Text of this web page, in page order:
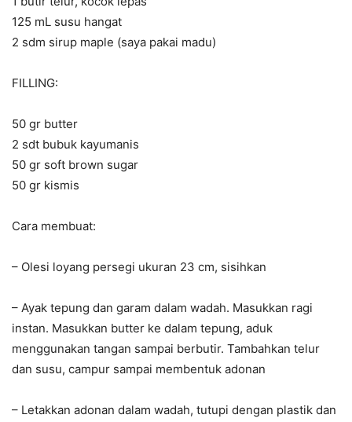
125 mL susu hangat
2 sdm sirup maple (saya pakai madu)
FILLING:
50 gr butter
2 sdt bubuk kayumanis
50 gr soft brown sugar
50 gr kismis
Cara membuat:
– Olesi loyang persegi ukuran 23 cm, sisihkan
– Ayak tepung dan garam dalam wadah. Masukkan ragi
instan. Masukkan butter ke dalam tepung, aduk
menggunakan tangan sampai berbutir. Tambahkan telur
dan susu, campur sampai membentuk adonan
– Letakkan adonan dalam wadah, tutupi dengan plastik dan